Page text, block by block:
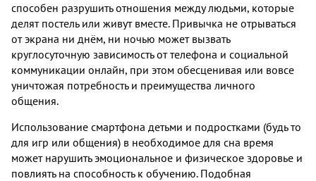
способен разрушить отношения между людьми, которые
делят постель или живут вместе. Привычка не отрываться
от экрана ни днём, ни ночью может вызвать
круглосуточную зависимость от телефона и социальной
коммуникации онлайн, при этом обесценивая или вовсе
уничтожая потребность и преимущества личного
общения.
Использование смартфона детьми и подростками (будь то
для игр или общения) в необходимое для сна время
может нарушить эмоциональное и физическое здоровье и
повлиять на способность к обучению. Подобная